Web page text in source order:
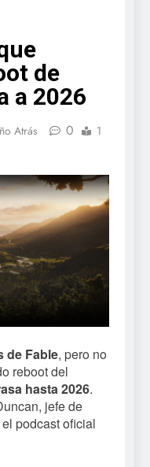
de
a 2026
Atrás 0
1
de Fable, pero no
reboot del
hasta 2026.
jefe de
podcast oficial